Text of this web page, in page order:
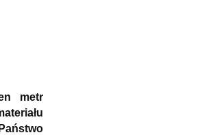
metr